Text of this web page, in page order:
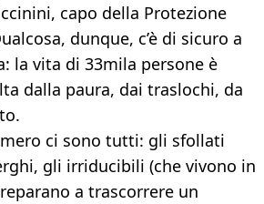
capo della Protezione
dunque, c’è di sicuro a
la vita di 33mila persone è
dalla paura, dai traslochi, da
ci sono tutti: gli sfollati
gli irriducibili (che vivono in
a trascorrere un